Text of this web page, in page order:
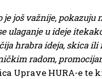
je još važnije,
ulaganje u ideje
hrabra ideja, skica
radom,
Uprave HURA-e